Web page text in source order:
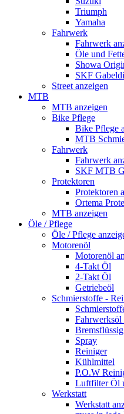
Triumph
Yamaha
Fahrwerk
Fahrwerk
Öle und
Showa
SKF
Street anzeigen
MTB
MTB anzeigen
Bike Pflege
Bike Pflege
MTB
Fahrwerk
Fahrwerk
SKF MTB
Protektoren
Protektoren
Ortema
MTB anzeigen
Öle / Pflege
Öle / Pflege
Motorenöl
Motorenöl
4-Takt Öl
2-Takt Öl
Getriebeöl
Schmierstoffe -
Fahrwerksöl
Spray
Reiniger
Kühlmittel
P.O.W
Luftfilter Öl
Werkstatt
Werkstatt